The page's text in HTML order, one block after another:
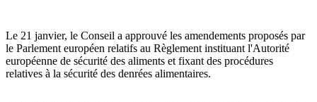
Le 21 janvier, le Conseil a approuvé les amendements proposés par
le Parlement européen relatifs au Règlement instituant l'Autorité
européenne de sécurité des aliments et fixant des procédures
relatives à la sécurité des denrées alimentaires.